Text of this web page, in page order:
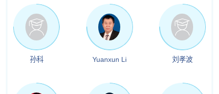
孙科 Yuanxun Li 刘孝波